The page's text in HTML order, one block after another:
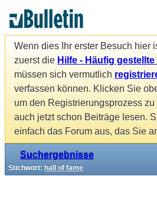
Wenn dies Ihr erster Besuch hier
zuerst die Hilfe - Häufig gestellte
müssen sich vermutlich
verfassen können. Klicken Sie
um den Registrierungsprozess
auch jetzt schon Beiträge lesen.
einfach das Forum aus, das Sie
Suchergebnisse
Stichwort: hall of fame